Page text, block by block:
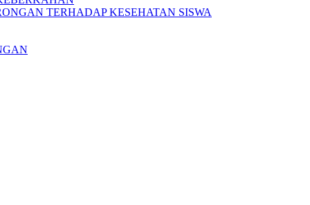
TERHADAP KESEHATAN SISWA